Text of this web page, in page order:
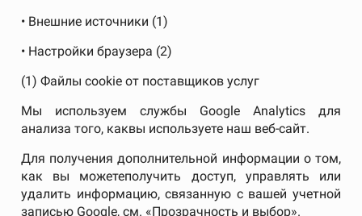
• Внешние источники (1)
• Настройки браузера (2)
(1) Файлы cookie от поставщиков услуг
Мы используем службы Google Analytics для
анализа того, каквы используете наш веб-сайт.
Для получения дополнительной информации о том,
как вы можетеполучить доступ, управлять или
удалить информацию, связанную с вашей учетной
записью Google, см. «Прозрачность и выбор».